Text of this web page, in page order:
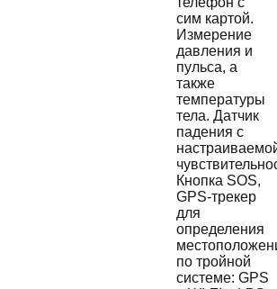
сим картой.
Измерение
давления и
пульса, а
также
температуры
тела. Датчик
падения с
Кнопка SOS,
GPS-трекер
для
определения
по тройной
системе: GPS